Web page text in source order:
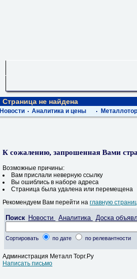
Страница не найдена
Новости Аналитика и цены
К сожалению, запрошенная Вами
Возможные причины:
Вам прислали неверную ссылку
Вы ошиблись в наборе адреса
Страница была удалена или перемещена
Рекомендуем Вам перейти на главную
Поиск Новости Аналитика Доска
Сортировать по дате по релевантности
Администрация Металл Торг.Ру
Написать письмо